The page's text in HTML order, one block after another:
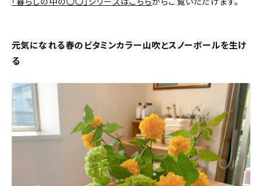
キッズ
About
会社概要
プライバシーポリシー
元気になれる春のビタミンカラー山吹とスノーボールを生け
る